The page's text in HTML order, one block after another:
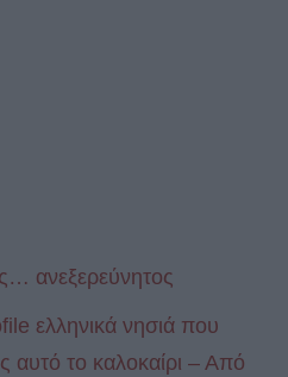
ανεξερεύνητος
ελληνικά νησιά που
αυτό το καλοκαίρι – Από